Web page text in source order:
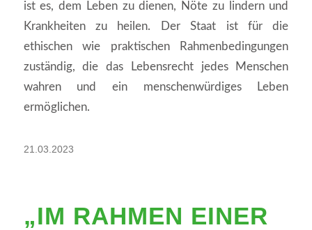
ist es, dem Leben zu dienen, Nöte zu lindern und
Krankheiten zu heilen. Der Staat ist für die
ethischen wie praktischen Rahmenbedingungen
zuständig, die das Lebensrecht jedes Menschen
wahren und ein menschenwürdiges Leben
ermöglichen.
21.03.2023
„IM RAHMEN EINER